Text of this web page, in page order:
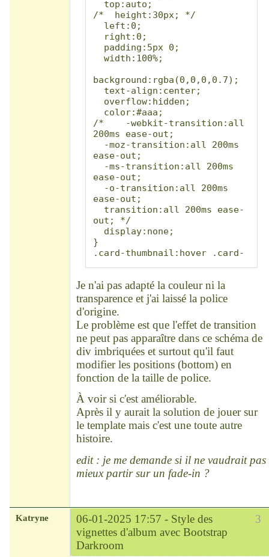
/*  height:30px; */
background:rgba(0,0,0,0.7);
/*    -webkit-transition:all
200ms ease-out;
ease-out;
ease-out;
ease-out;
out; */
}
.card-thumbnail:hover .card-
  display:block;
}
.card-thumbnail:hover .card-
footer {
  bottom:0px;
  display:block;
}
Je n'ai pas adapté la couleur ni la
transparence et j'ai laissé la police
d'origine.
Le problème est que l'effet de transition
ne peut pas apparaître dans ce schéma de
div imbriquées et surtout qu'il faut
modifier les positions (bottom) en
fonction de la taille de police.
À voir si c'est améliorable.
Après il y aurait la solution de jouer sur
le template mais c'est une toute autre
histoire.
edit : je me demande si il ne vaudrait pas
mieux partir sur un fade-in ?
3
Katryne 06-01-2025 17:57 - Style des
vignettes d'album avec Bootstrap
Darkroom